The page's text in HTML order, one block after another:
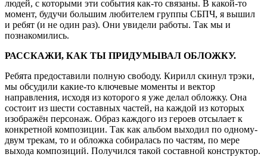
людей, с которыми эти события как-то связаны. В какой-то
момент, будучи большим любителем группы СБПЧ, я вышил
и ребят (и не один раз). Они увидели работы. Так мы и
познакомились.
РАССКАЖИ, КАК ТЫ ПРИДУМЫВАЛ ОБЛОЖКУ.
Ребята предоставили полную свободу. Кирилл скинул трэки,
мы обсудили какие-то ключевые моменты и вектор
направления, исходя из которого я уже делал обложку. Она
состоит из шести составных частей, на каждой из которых
изображён персонаж. Образ каждого из героев отсылает к
конкретной композиции. Так как альбом выходил по одному-
двум трекам, то и обложка собиралась по частям, по мере
выхода композиций. Получился такой составной конструктор.